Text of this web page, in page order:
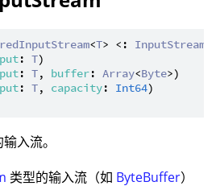
<T> <: InputStream
: T)
: T, buffer: Array<Byte>)
: T, capacity: Int64)
入流。
类型的输入流（如 ByteBuffer）